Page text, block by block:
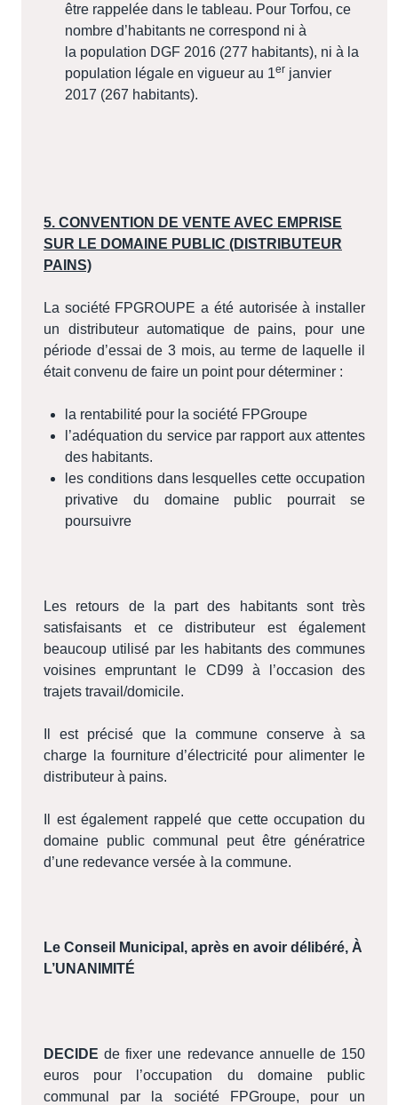
être rappelée dans le tableau. Pour Torfou, ce
nombre d’habitants ne correspond ni à
la population DGF 2016 (277 habitants), ni à la
population légale en vigueur au 1er janvier
2017 (267 habitants).
5. CONVENTION DE VENTE AVEC EMPRISE
SUR LE DOMAINE PUBLIC (DISTRIBUTEUR
PAINS)
La société FPGROUPE a été autorisée à installer
un distributeur automatique de pains, pour une
période d’essai de 3 mois, au terme de laquelle il
était convenu de faire un point pour déterminer :
la rentabilité pour la société FPGroupe
l’adéquation du service par rapport aux attentes
des habitants.
les conditions dans lesquelles cette occupation
privative du domaine public pourrait se
poursuivre
Les retours de la part des habitants sont très
satisfaisants et ce distributeur est également
beaucoup utilisé par les habitants des communes
voisines empruntant le CD99 à l’occasion des
trajets travail/domicile.
Il est précisé que la commune conserve à sa
charge la fourniture d’électricité pour alimenter le
distributeur à pains.
Il est également rappelé que cette occupation du
domaine public communal peut être génératrice
d’une redevance versée à la commune.
Le Conseil Municipal, après en avoir délibéré, À
L’UNANIMITÉ
DECIDE de fixer une redevance annuelle de 150
euros pour l’occupation du domaine public
communal par la société FPGroupe, pour un